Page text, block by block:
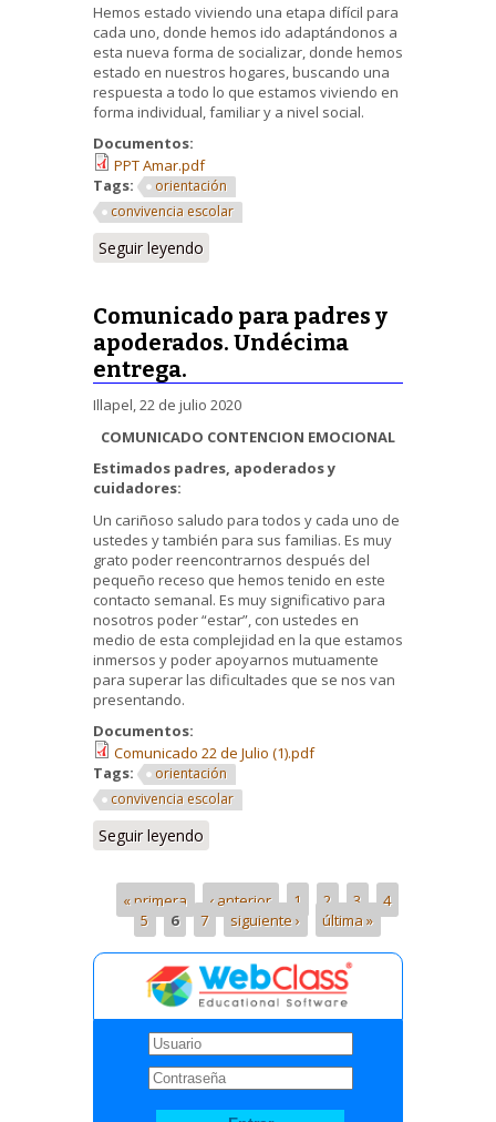
Hemos estado viviendo una etapa difícil para
cada uno, donde hemos ido adaptándonos a
esta nueva forma de socializar, donde hemos
estado en nuestros hogares, buscando una
respuesta a todo lo que estamos viviendo en
forma individual, familiar y a nivel social.
Documentos:
PPT Amar.pdf
Tags:
orientación
convivencia escolar
Seguir leyendo
Comunicado para padres y
apoderados. Undécima
entrega.
Illapel, 22 de julio 2020
COMUNICADO CONTENCION EMOCIONAL
Estimados padres, apoderados y
cuidadores:
Un cariñoso saludo para todos y cada uno de
ustedes y también para sus familias. Es muy
grato poder reencontrarnos después del
pequeño receso que hemos tenido en este
contacto semanal. Es muy significativo para
nosotros poder “estar”, con ustedes en
medio de esta complejidad en la que estamos
inmersos y poder apoyarnos mutuamente
para superar las dificultades que se nos van
presentando.
Documentos:
Comunicado 22 de Julio (1).pdf
Tags:
orientación
convivencia escolar
Seguir leyendo
« primera ‹ anterior 1 2 3
4
5
6 7 siguiente › última »